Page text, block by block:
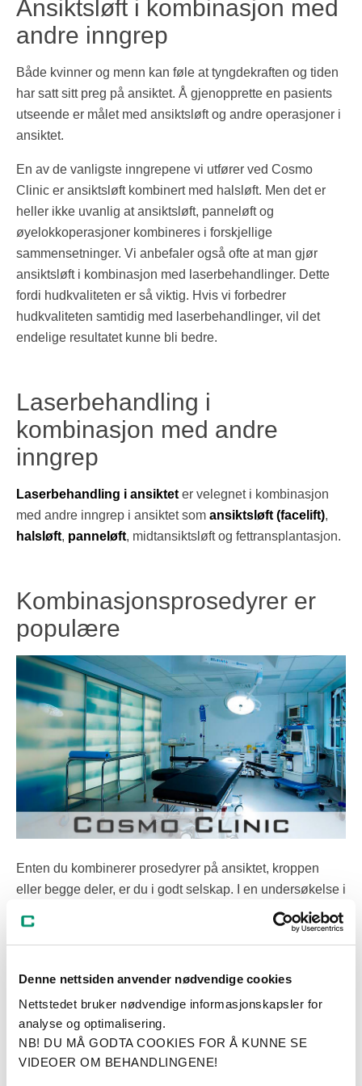
Denne nettsiden anvender nødvendige cookies
Nettstedet bruker nødvendige informasjonskapsler for
analyse og optimalisering.
NB! DU MÅ GODTA COOKIES FOR Å KUNNE SE
VIDEOER OM BEHANDLINGENE!
Ansiktsløft i kombinasjon med
andre inngrep
Både kvinner og menn kan føle at tyngdekraften og tiden
har satt sitt preg på ansiktet. Å gjenopprette en pasients
utseende er målet med ansiktsløft og andre operasjoner i
ansiktet.
En av de vanligste inngrepene vi utfører ved Cosmo
Clinic er ansiktsløft kombinert med halsløft. Men det er
heller ikke uvanlig at ansiktsløft, panneløft og
øyelokkoperasjoner kombineres i forskjellige
sammensetninger. Vi anbefaler også ofte at man gjør
ansiktsløft i kombinasjon med laserbehandlinger. Dette
fordi hudkvaliteten er så viktig. Hvis vi forbedrer
hudkvaliteten samtidig med laserbehandlinger, vil det
endelige resultatet kunne bli bedre.
Laserbehandling i
kombinasjon med andre
inngrep
Laserbehandling i ansiktet er velegnet i kombinasjon
med andre inngrep i ansiktet som ansiktsløft (facelift),
halsløft, panneløft, midtansiktsløft og fettransplantasjon.
Kombinasjonsprosedyrer er
populære
Enten du kombinerer prosedyrer på ansiktet, kroppen
eller begge deler, er du i godt selskap. I en undersøkelse i
USA forteller 80 prosent av plastikkirurgene som deltok at
pasientene deres ønsket å kombinere flere inngrep for
rekonvalesenstider (Inaugural ASPS Insights and Trends
Pasienters erfaring med ulike